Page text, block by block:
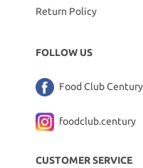
Return Policy
FOLLOW US
Food Club
foodclub.century
CUSTOMER SERVICE